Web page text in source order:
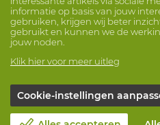
informatie op basis van jouw
gebruiken, krijgen wij beter
gebruikt en kunnen we de
jouw noden.
Klik hier voor meer uitleg
Cookie-instellingen
Disclaimer
Cookie-